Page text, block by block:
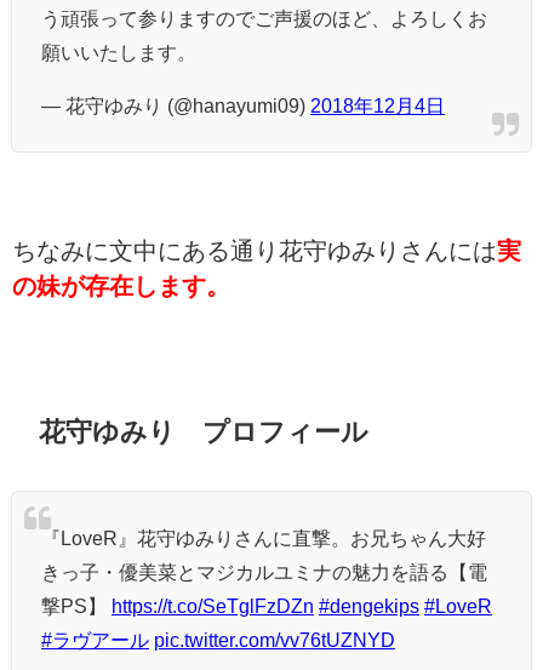
う頑張って参りますのでご声援のほど、よろしくお
願いいたします。
— 花守ゆみり (@hanayumi09) 2018年12月4日
ちなみに文中にある通り花守ゆみりさんには実
の妹が存在します。
花守ゆみり プロフィール
『LoveR』花守ゆみりさんに直撃。お兄ちゃん大好
きっ子・優美菜とマジカルユミナの魅力を語る【電
撃PS】
https://t.co/SeTglFzDZn #dengekips #LoveR
#ラヴアール pic.twitter.com/vv76tUZNYD